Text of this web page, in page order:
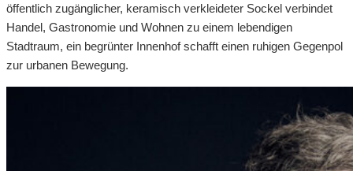
öffentlich zugänglicher, keramisch verkleideter Sockel verbindet
Handel, Gastronomie und Wohnen zu einem lebendigen
Stadtraum, ein begrünter Innenhof schafft einen ruhigen Gegenpol
zur urbanen Bewegung.